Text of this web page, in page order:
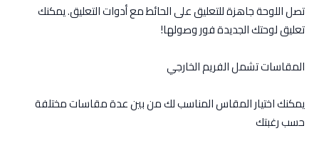
تصل اللوحة جاهزة للتعليق على الحائط مع أدوات التعليق. يمكنك
تعليق لوحتك الجديدة فور وصولها!
المقاسات تشمل الفريم الخارجي
يمكنك اختيار المقاس المناسب لك من بين عدة مقاسات مختلفة
حسب رغبتك